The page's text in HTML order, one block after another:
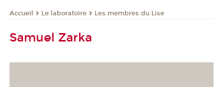
Accueil Le laboratoire Les membres du Lise
Samuel Zarka